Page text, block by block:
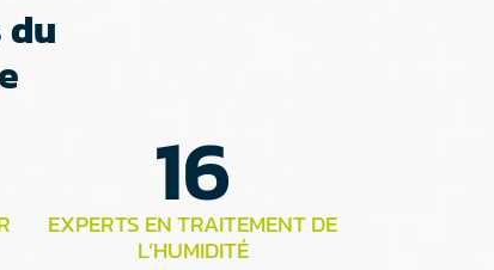
EXPERTS EN TRAITEMENT DE
L’HUMIDITÉ
16